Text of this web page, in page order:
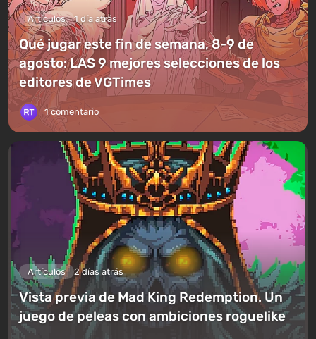
Artículos 1 día atrás
Qué jugar este fin de semana, 8-9 de
agosto: LAS 9 mejores selecciones de los
editores de VGTimes
1 comentario
Artículos 2 días atrás
Vista previa de Mad King Redemption. Un
juego de peleas con ambiciones roguelike